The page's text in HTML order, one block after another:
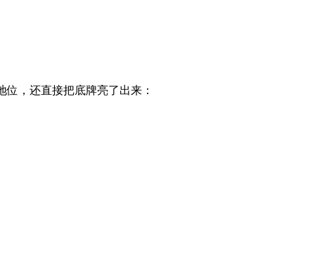
，还直接把底牌亮了出来：